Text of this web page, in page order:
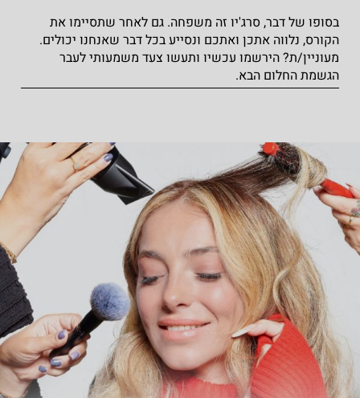
בסופו של דבר, סרג'יו זה משפחה. גם לאחר שתסיימו את
הקורס, נלווה אתכן ואתכם ונסייע בכל דבר שאנחנו יכולים.
מעוניין/ת? הירשמו עכשיו ותעשו צעד משמעותי לעבר
הגשמת החלום הבא.